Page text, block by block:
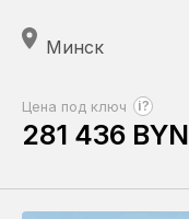
Пробег
КПП
Минск
Цена под ключ ?
281 436 BYN